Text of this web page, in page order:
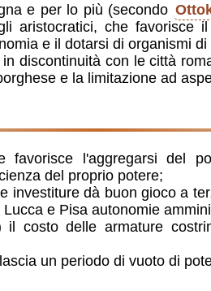
e per lo più (secondo
aristocratici, che favorisce
e il dotarsi di organismi
discontinuità con le città
e la limitazione ad
favorisce l'aggregarsi del
del proprio potere;
investiture dà buon gioco a
e Pisa autonomie
costo delle armature
un periodo di vuoto di